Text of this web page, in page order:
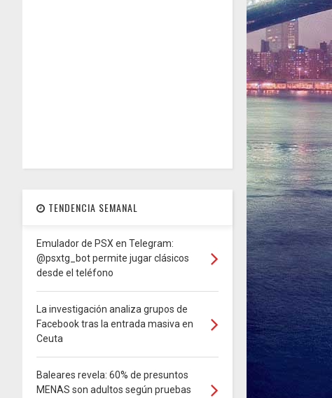
TENDENCIA SEMANAL
Emulador de PSX en Telegram:
@psxtg_bot permite jugar clásicos
desde el teléfono
La investigación analiza grupos de
Facebook tras la entrada masiva en
Ceuta
Baleares revela: 60% de presuntos
MENAS son adultos según pruebas